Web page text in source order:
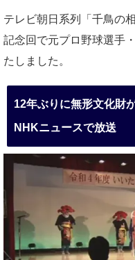
テレビ朝日系列「千鳥の
記念回で元プロ野球選手
たしました。
12年ぶりに無形文化財
NHKニュースで放送